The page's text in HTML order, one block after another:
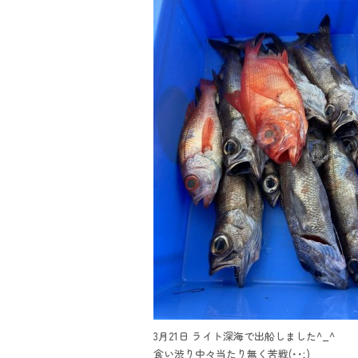
3月21日 ライト深海で出船しました^_^
食い渋り中々当たり無く苦戦(･･;)